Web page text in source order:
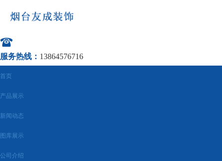
服务热线： 13864576716
首页
产品展示
新闻动态
图库展示
公司介绍